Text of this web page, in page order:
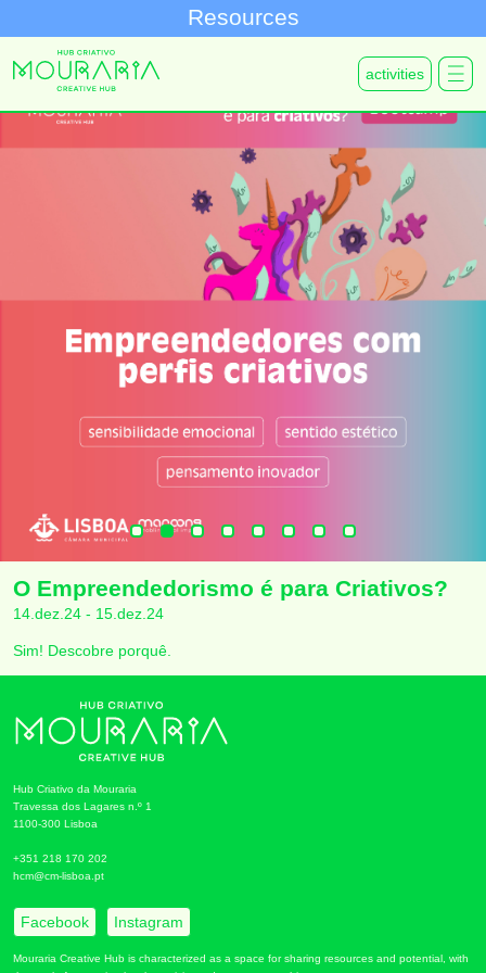
Resources
activities
O Empreendedorismo é para Criativos?
14.dez.24 - 15.dez.24
Sim! Descobre porquê.
Hub Criativo da Mouraria
Travessa dos Lagares n.º 1
1100-300 Lisboa
+351 218 170 202
hcm@cm-lisboa.pt
Facebook Instagram
Mouraria Creative Hub is characterized as a space for sharing resources and potential, with